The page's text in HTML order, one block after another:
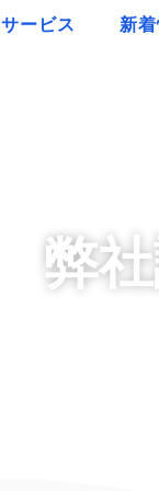
サービス 新
弊